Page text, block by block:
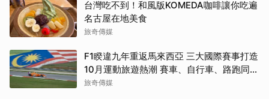
台灣吃不到！和風版KOMEDA咖啡讓你吃遍
名古屋在地美食
旅奇傳媒
F1睽違九年重返馬來西亞 三大國際賽事打造
10月運動旅遊熱潮 賽車、自行車、路跑同週
登場
旅奇傳媒